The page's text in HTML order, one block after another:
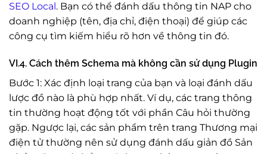
SEO Local. Bạn có thể đánh dấu thông tin NAP cho
doanh nghiệp (tên, địa chỉ, điện thoại) để giúp các
công cụ tìm kiếm hiểu rõ hơn về thông tin đó.
VI.4. Cách thêm Schema mà không cần sử dụng Plugin
Bước 1: Xác định loại trang của bạn và loại đánh dấu
lược đồ nào là phù hợp nhất. Ví dụ, các trang thông
tin thường hoạt động tốt với phần Câu hỏi thường
gặp. Ngược lại, các sản phẩm trên trang Thương mại
điện tử thường nên sử dụng đánh dấu giản đồ Sản